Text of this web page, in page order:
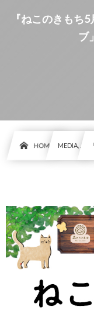
『ねこのきもち
ブ
HOME MEDIA, …